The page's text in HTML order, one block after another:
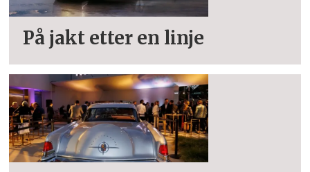
På jakt etter en linje